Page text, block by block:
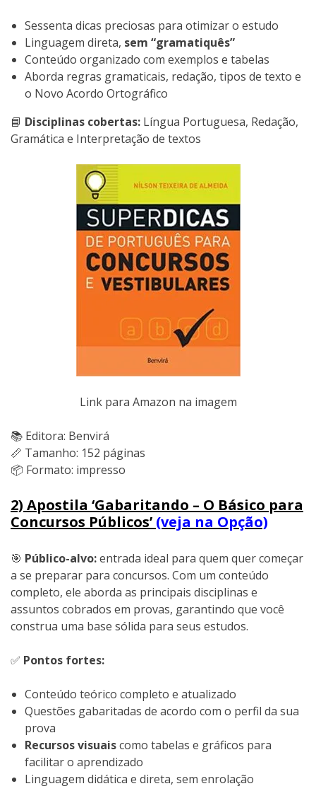
Sessenta dicas preciosas para otimizar o estudo
Linguagem direta, sem “gramatiquês”
Conteúdo organizado com exemplos e tabelas
Aborda regras gramaticais, redação, tipos de texto e
o Novo Acordo Ortográfico
📘 Disciplinas cobertas: Língua Portuguesa, Redação,
Gramática e Interpretação de textos
Link para Amazon na imagem
📚 Editora: Benvirá
📏 Tamanho: 152 páginas
📦 Formato: impresso
2) Apostila ‘Gabaritando – O Básico para
Concursos Públicos’ (veja na Opção)
🎯 Público-alvo:entrada ideal para quem quer começar
a se preparar para concursos. Com um conteúdo
completo, ele aborda as principais disciplinas e
assuntos cobrados em provas, garantindo que você
construa uma base sólida para seus estudos.
✅ Pontos fortes:
Conteúdo teórico completo e atualizado
Questões gabaritadas de acordo com o perfil da sua
prova
Recursos visuaiscomo tabelas e gráficos para
facilitar o aprendizado
Linguagem didática e direta, sem enrolação